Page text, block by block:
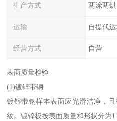
生产方式 两涂两烘
运输 自提代
经营方式 自营
表面质量检验
(1)镀锌带钢
镀锌带钢样本表面应光滑洁净，
纹。镀锌板按表面质量和形状分为